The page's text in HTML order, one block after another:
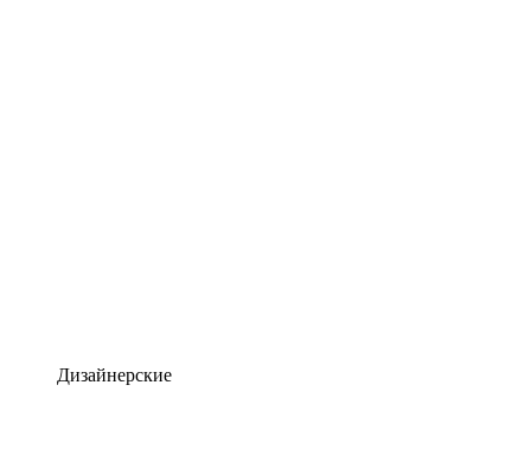
Дизайнерские